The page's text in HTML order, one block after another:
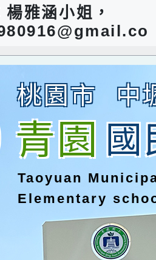
雅涵小姐，
桃園市 中
青園國
Taoyuan
Elementary